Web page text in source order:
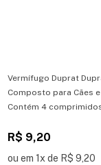
Vermífugo Duprat
Composto para Cães
Contém 4
R$ 9,20
ou em 1x de R$ 9,20